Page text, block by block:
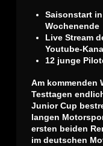
Saisonstart
Wochenende
Live Stream
Youtube-
12 junge
Am kommenden
Testtagen
Junior Cup
langen
ersten beiden
im deutschen